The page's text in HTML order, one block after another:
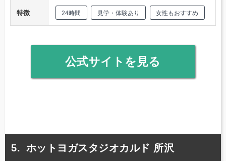
特徴 24時間 見学・体験あり 女性もおすすめ
公式サイトを見る
ホットヨガスタジオカルド 所沢